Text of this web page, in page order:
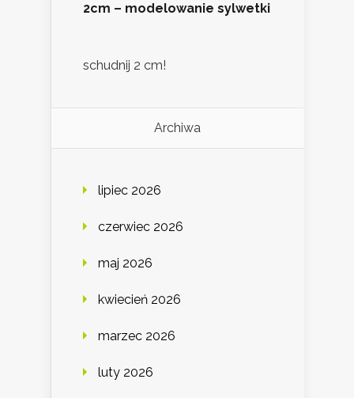
2cm – modelowanie sylwetki
schudnij 2 cm!
Archiwa
lipiec 2026
czerwiec 2026
maj 2026
kwiecień 2026
marzec 2026
luty 2026